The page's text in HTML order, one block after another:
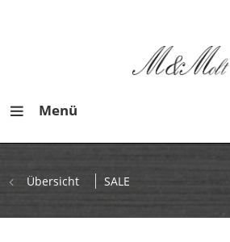
Menü
Übersicht SALE